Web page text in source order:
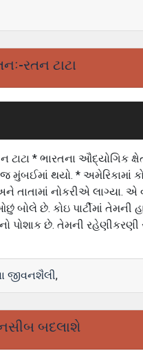
રતન ટાટા
* ભારતના ઔદ્યોગિક
મુંબઈમાં થયો. * અમેરિકામાં
તાતામાં નોકરીએ લાગ્યા.
છે. કોઇ પાર્ટીમાં તેમની
પોશાક છે. તેમની
જીવનશૈલી,
બદલાશે